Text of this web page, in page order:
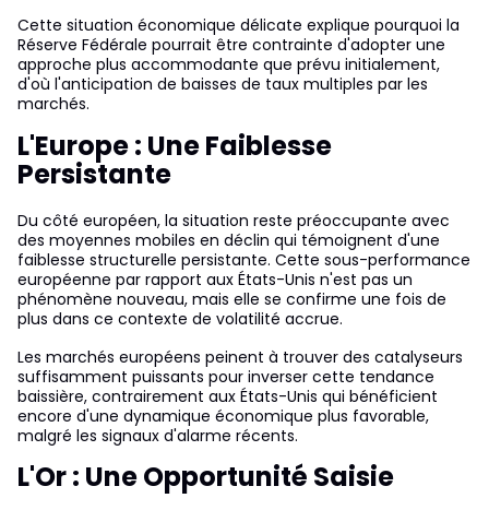
Cette situation économique délicate explique pourquoi la
Réserve Fédérale pourrait être contrainte d'adopter une
approche plus accommodante que prévu initialement,
d'où l'anticipation de baisses de taux multiples par les
marchés.
L'Europe : Une Faiblesse
Persistante
Du côté européen, la situation reste préoccupante avec
des moyennes mobiles en déclin qui témoignent d'une
faiblesse structurelle persistante. Cette sous-performance
européenne par rapport aux États-Unis n'est pas un
phénomène nouveau, mais elle se confirme une fois de
plus dans ce contexte de volatilité accrue.
Les marchés européens peinent à trouver des catalyseurs
suffisamment puissants pour inverser cette tendance
baissière, contrairement aux États-Unis qui bénéficient
encore d'une dynamique économique plus favorable,
malgré les signaux d'alarme récents.
L'Or : Une Opportunité Saisie